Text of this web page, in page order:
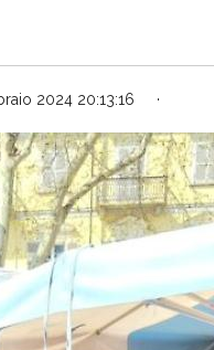
2024 20:13:16